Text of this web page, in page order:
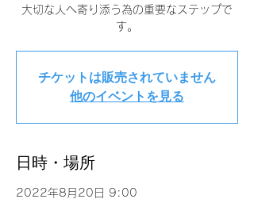
大切な人へ寄り添う為の重要なステップで
す。
チケットは販売されていません
他のイベントを見る
日時・場所
2022年8月20日 9:00